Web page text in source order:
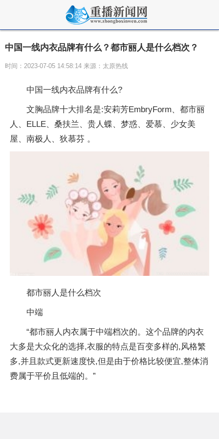
中国一线内衣品牌有什么？都市丽人是什么档次？
时间：2023-07-05 14:58:14 来源：太原热线
中国一线内衣品牌有什么?
文胸品牌十大排名是:安莉芳EmbryForm、都市丽
人、ELLE、桑扶兰、贵人蝶、梦惑、爱慕、少女美
屋、南极人、狄慕芬 。
都市丽人是什么档次
中端
“都市丽人内衣属于中端档次的。这个品牌的内衣
大多是大众化的选择,衣服的特点是百变多样的,风格繁
多,并且款式更新速度快,但是由于价格比较便宜,整体消
费属于平价且低端的。”